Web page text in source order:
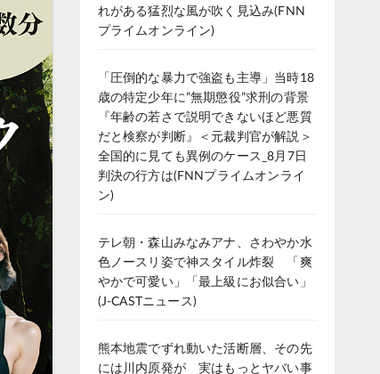
れがある猛烈な風が吹く見込み(FNN
プライムオンライン)
「圧倒的な暴力で強盗も主導」当時18
歳の特定少年に”無期懲役”求刑の背景
『年齢の若さで説明できないほど悪質
だと検察が判断』＜元裁判官が解説＞
全国的に見ても異例のケース_8月7日
判決の行方は(FNNプライムオンライ
ン)
テレ朝・森山みなみアナ、さわやか水
色ノースリ姿で神スタイル炸裂 「爽
やかで可愛い」「最上級にお似合い」
(J-CASTニュース)
熊本地震でずれ動いた活断層、その先
には川内原発が 実はもっとヤバい事